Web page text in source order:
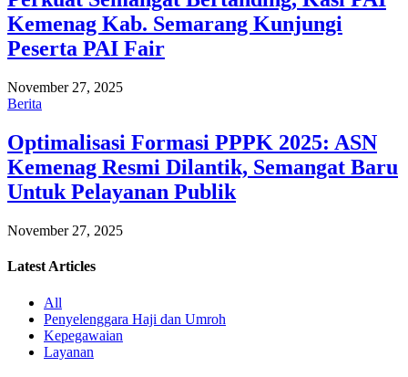
Kemenag Kab. Semarang Kunjungi
Peserta PAI Fair
November 27, 2025
Berita
Optimalisasi Formasi PPPK 2025: ASN
Kemenag Resmi Dilantik, Semangat Baru
Untuk Pelayanan Publik
November 27, 2025
Latest Articles
All
Penyelenggara Haji dan Umroh
Kepegawaian
Layanan